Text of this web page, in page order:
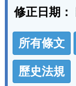
修正日期：
法
規
功
能
所有條文
歷史法規